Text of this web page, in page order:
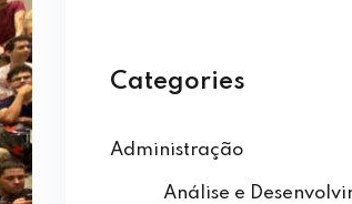
Categories
Administração
Análise e